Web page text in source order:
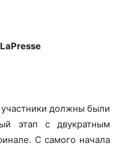
должны были
этап с двукратным
С самого начала